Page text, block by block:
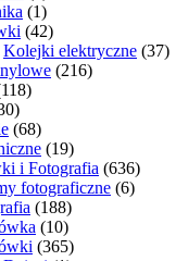
(1)
(42)
Kolejki elektryczne (37)
(216)
(68)
(19)
i Fotografia (636)
fotograficzne (6)
(188)
(10)
(365)